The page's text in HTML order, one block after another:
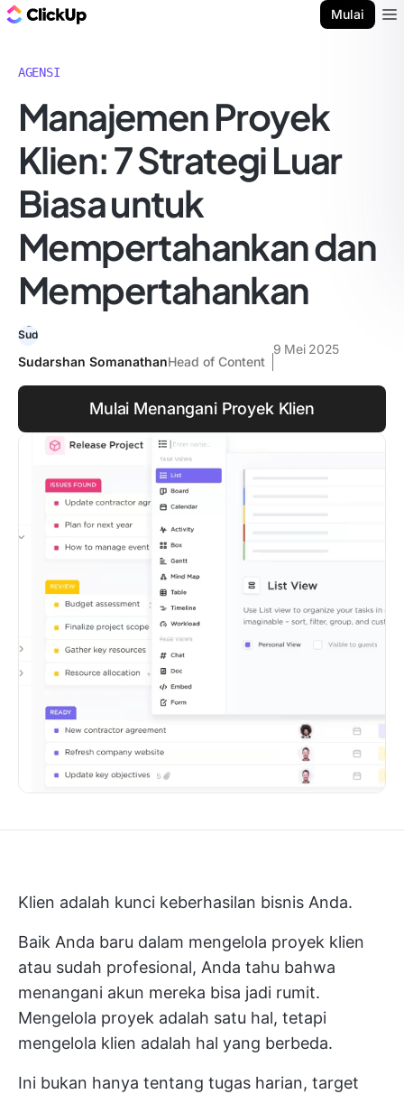
Mulai
AGENSI
Manajemen Proyek
Klien: 7 Strategi Luar
Biasa untuk
Mempertahankan dan
Mempertahankan
Sudarshan SomanathanHead of Content
9 Mei 2025
Mulai Menangani Proyek Klien
Klien adalah kunci keberhasilan bisnis Anda.
Baik Anda baru dalam mengelola proyek klien
atau sudah profesional, Anda tahu bahwa
menangani akun mereka bisa jadi rumit.
Mengelola proyek adalah satu hal, tetapi
mengelola klien adalah hal yang berbeda.
Ini bukan hanya tentang tugas harian, target